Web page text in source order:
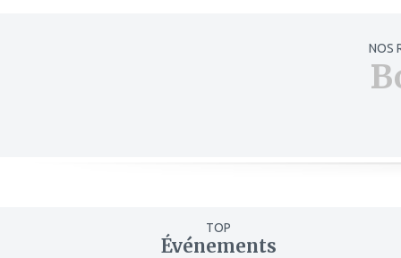
NOS
TOP
Événements